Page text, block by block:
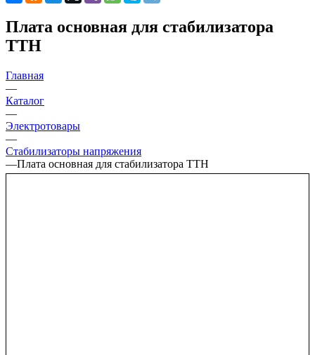
Плата основная для стабилизатора
ТТН
Главная
—
Каталог
—
Электротовары
—
Стабилизаторы напряжения
—Плата основная для стабилизатора ТТН